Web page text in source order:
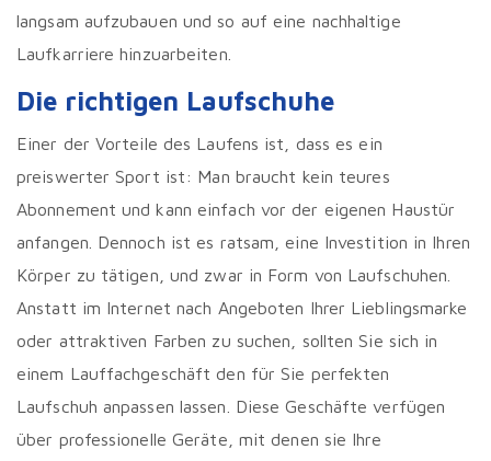
langsam aufzubauen und so auf eine nachhaltige
Laufkarriere hinzuarbeiten.
Die richtigen Laufschuhe
Einer der Vorteile des Laufens ist, dass es ein
preiswerter Sport ist: Man braucht kein teures
Abonnement und kann einfach vor der eigenen Haustür
anfangen. Dennoch ist es ratsam, eine Investition in Ihren
Körper zu tätigen, und zwar in Form von Laufschuhen.
Anstatt im Internet nach Angeboten Ihrer Lieblingsmarke
oder attraktiven Farben zu suchen, sollten Sie sich in
einem Lauffachgeschäft den für Sie perfekten
Laufschuh anpassen lassen. Diese Geschäfte verfügen
über professionelle Geräte, mit denen sie Ihre